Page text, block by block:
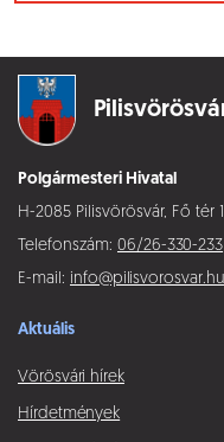
Polgármesteri Hivatal
H-2085 Pilisvörösvár, Fő tér
Telefonszám: 06/26-330-233
E-mail: info@pilisvorosvar.hu
Aktuális
Vörösvári hírek
Hírdetmények